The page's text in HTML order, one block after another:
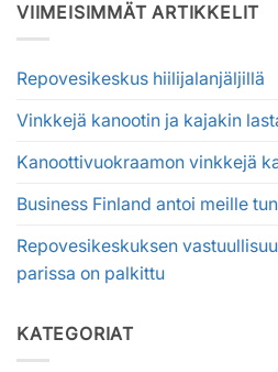
VIIMEISIMMÄT ARTIKKELIT
Repovesikeskus hiilijalanjäljillä
Vinkkejä kanootin ja kajakin
Kanoottivuokraamon vinkkejä
Business Finland antoi meille
Repovesikeskuksen
parissa on palkittu
KATEGORIAT